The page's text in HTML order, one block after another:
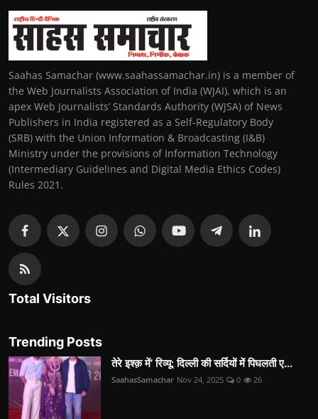
Saahas Samachar (www.saahassamachar.in) is a member of
the Web Journalists Association of India (WJAI), which is an
apex Web Journalists’ Standards Authority (WJSA) of News
Publishers in India registered as a Self-Regulatory Body
(SRB) with the Union Information & Broadcasting (I&B)
Ministry under the provisions of Information Technology
(Intermediary Guidelines and Digital Media Ethics Codes)
Rules 2021.
Total Visitors
Trending Posts
तेरे इश्क़ में’ रिव्यू: दिल्ली की सर्दियों में पिघलती ए...
SaahasSamachar Nov 24, 2025 0 26